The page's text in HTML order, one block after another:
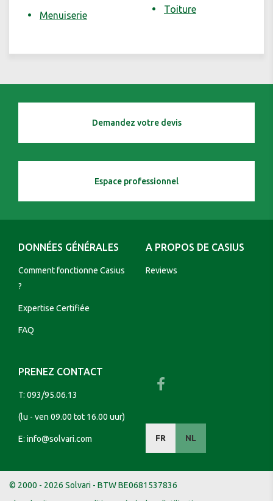
Menuiserie
Toiture
Demandez votre devis
Espace professionnel
DONNÉES GÉNÉRALES
Comment fonctionne Casius
?
Expertise Certifiée
FAQ
A PROPOS DE CASIUS
Reviews
PRENEZ CONTACT
T: 093/95.06.13
(lu - ven 09.00 tot 16.00 uur)
E: info@solvari.com FR NL
© 2000 - 2026 Solvari - BTW BE0681537836